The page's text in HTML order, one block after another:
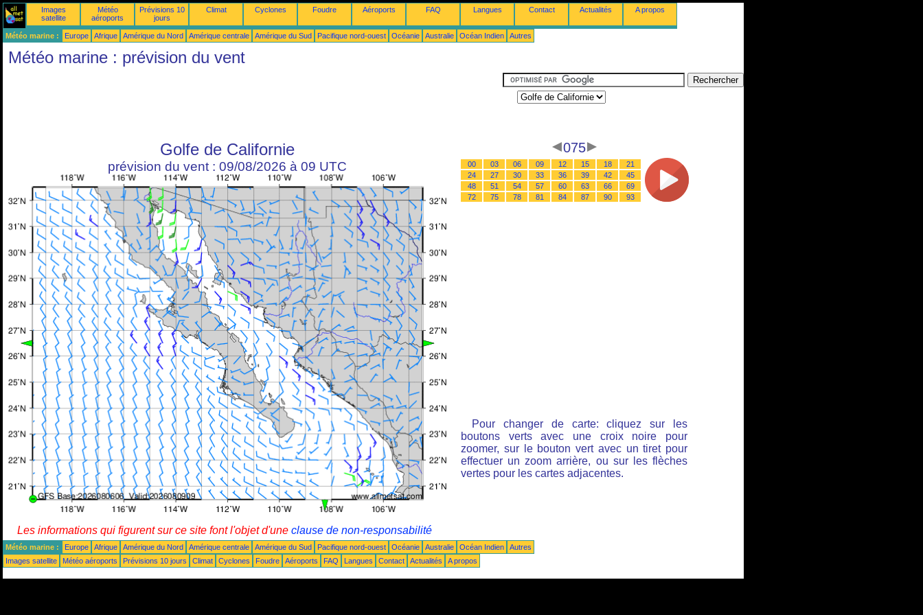
Images
satellite
Météo
aéroports
Prévisions 10
jours
Climat Cyclones Foudre Aéroports FAQ Langues Contact Actualités A propos
Météo marine : Europe Afrique Amérique du Nord Amérique centrale Amérique du Sud Pacifique nord-ouest Océanie Australie Océan Indien Autres
Météo marine : prévision du vent
Golfe de Californie
prévision du vent : 09/08/2026 à 09 UTC
075
00 03 06 09 12 15 18
21
24
27 30 33 36 39 42
45
48
51 54 57 60 63 66
69
72
75 78 81 84 87 90 93
Pour changer de carte: cliquez sur les
boutons verts avec une croix noire pour
zoomer, sur le bouton vert avec un tiret pour
effectuer un zoom arrière, ou sur les flèches
vertes pour les cartes adjacentes.
Les informations qui figurent sur ce site font l'objet d'une clause de non-responsabilité
Météo marine : Europe Afrique Amérique du Nord Amérique centrale Amérique du Sud Pacifique nord-ouest Océanie Australie Océan Indien
Autres
Images satellite
Météo aéroports Prévisions 10 jours Climat Cyclones Foudre Aéroports FAQ Langues Contact Actualités A propos